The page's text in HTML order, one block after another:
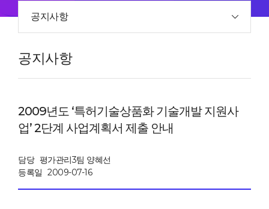
공지사항
공지사항
2009년도 ‘특허기술상품화 기술개발 지원사
업’ 2단계 사업계획서 제출 안내
담당 평가관리3팀 양혜선
등록일 2009-07-16